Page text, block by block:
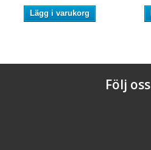
Lägg i varukorg
Följ oss